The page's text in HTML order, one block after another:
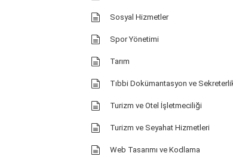
Sosyal Hizmetler
Spor Yönetimi
Tarım
Tıbbi Dokümantasyon ve
Turizm ve Otel İşletmeciliği
Turizm ve Seyahat Hizmetleri
Web Tasarımı ve Kodlama